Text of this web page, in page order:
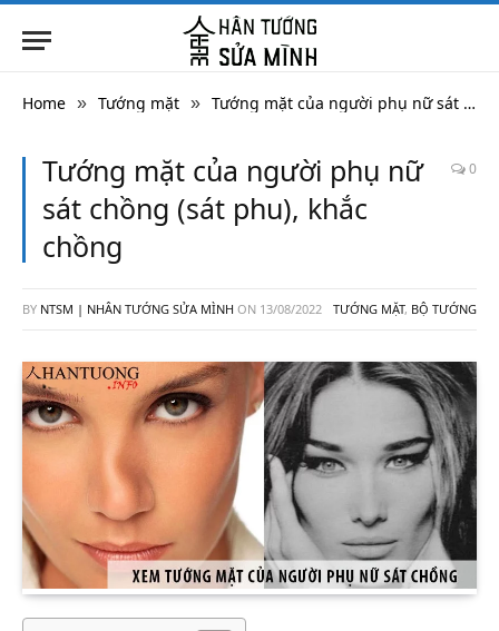
Home » Tướng mặt » Tướng mặt của người phụ nữ sát chồng (sát phu), khắc chồng
Tướng mặt của người phụ nữ
sát chồng (sát phu), khắc
chồng
0
BY NTSM | NHÂN TƯỚNG SỬA MÌNH ON 13/08/2022 TƯỚNG MẶT, BỘ TƯỚNG